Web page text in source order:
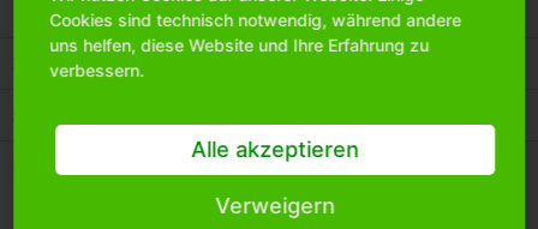
Service Hotline
Informationen
Cookies sind technisch notwendig, während andere
uns helfen, diese Website und Ihre Erfahrung zu
verbessern.
Alle akzeptieren
Verweigern